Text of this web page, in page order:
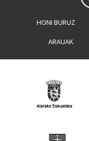
HONI BURUZ
ARAUAK